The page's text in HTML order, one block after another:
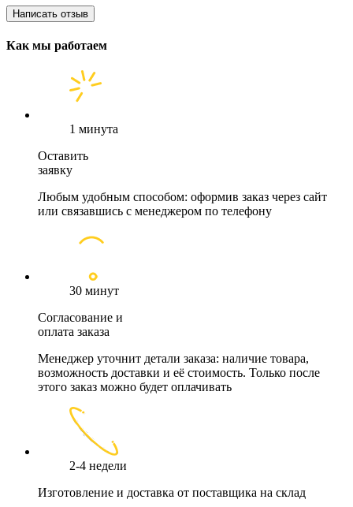
Написать отзыв
Как мы работаем
1 минута
Оставить
заявку
Любым удобным способом: оформив заказ через сайт
или связавшись с менеджером по телефону
30 минут
Согласование и
оплата заказа
Менеджер уточнит детали заказа: наличие товара,
возможность доставки и её стоимость. Только после
этого заказ можно будет оплачивать
2-4 недели
Изготовление и доставка от поставщика на склад